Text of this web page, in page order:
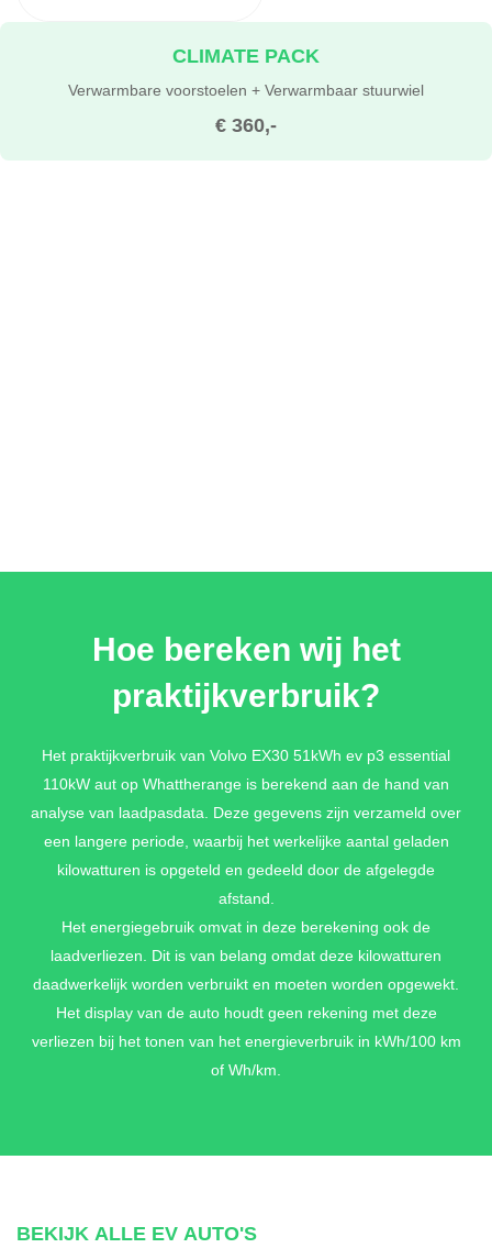
€ 360,-
CLIMATE PACK
Verwarmbare voorstoelen + Verwarmbaar stuurwiel
Hoe bereken wij het
praktijkverbruik?
Het praktijkverbruik van Volvo EX30 51kWh ev p3 essential
110kW aut op Whattherange is berekend aan de hand van
analyse van laadpasdata. Deze gegevens zijn verzameld over
een langere periode, waarbij het werkelijke aantal geladen
kilowatturen is opgeteld en gedeeld door de afgelegde
afstand.
Het energiegebruik omvat in deze berekening ook de
laadverliezen. Dit is van belang omdat deze kilowatturen
daadwerkelijk worden verbruikt en moeten worden opgewekt.
Het display van de auto houdt geen rekening met deze
verliezen bij het tonen van het energieverbruik in kWh/100 km
of Wh/km.
BEKIJK ALLE EV AUTO'S